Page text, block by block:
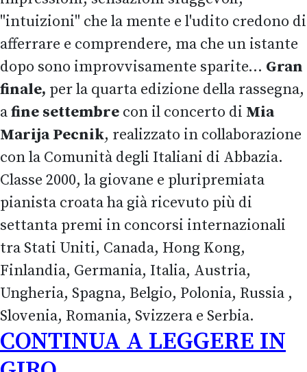
"intuizioni" che la mente e l'udito credono di
afferrare e comprendere, ma che un istante
dopo sono improvvisamente sparite… Gran
finale, per la quarta edizione della rassegna,
afine settembre con il concerto di Mia
Marija Pecnik, realizzato in collaborazione
con la Comunità degli Italiani di Abbazia.
Classe 2000, la giovane e pluripremiata
pianista croata ha già ricevuto più di
settanta premi in concorsi internazionali
tra Stati Uniti, Canada, Hong Kong,
Finlandia, Germania, Italia, Austria,
Ungheria, Spagna, Belgio, Polonia, Russia ,
Slovenia, Romania, Svizzera e Serbia.
CONTINUA A LEGGERE IN